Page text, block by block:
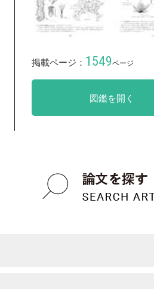
掲載ページ： 1549ページ
図鑑を開く